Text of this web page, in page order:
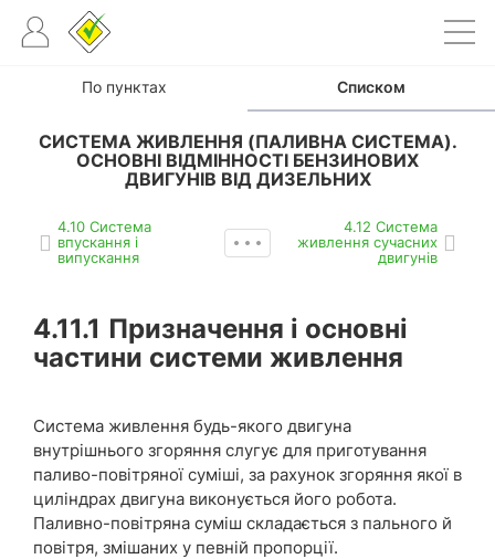
По пунктах Списком
СИСТЕМА ЖИВЛЕННЯ (ПАЛИВНА СИСТЕМА).
ОСНОВНІ ВІДМІННОСТІ БЕНЗИНОВИХ
ДВИГУНІВ ВІД ДИЗЕЛЬНИХ
4.10 Система
впускання і
випускання
4.12 Система
живлення сучасних
двигунів
4.11.1 Призначення і основні
частини системи живлення
Система живлення будь-якого двигуна
внутрішнього згоряння слугує для приготування
паливо-повітряної суміші, за рахунок згоряння якої в
циліндрах двигуна виконується його робота.
Паливно-повітряна суміш складається з пального й
повітря, змішаних у певній пропорції.